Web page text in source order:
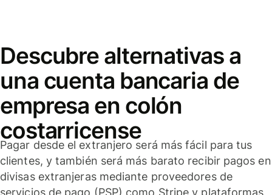
Descubre alternativas a
una cuenta bancaria de
empresa en colón
costarricense
Pagar desde el extranjero será más fácil para tus
clientes, y también será más barato recibir pagos en
divisas extranjeras mediante proveedores de